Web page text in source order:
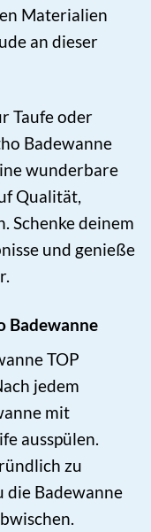
Materialien
an dieser
Taufe oder
Badewanne
wunderbare
Qualität,
Schenke deinem
und genieße
Badewanne
TOP
jedem
mit
ausspülen.
zu
die Badewanne